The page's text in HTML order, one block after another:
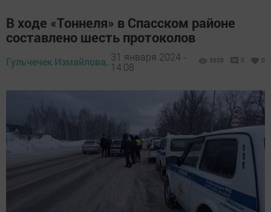
В ходе «Тоннеля» в Спасском районе
составлено шесть протоколов
Гульчечек Измайлова, 31 января 2024 -
14:08
3608 0 0